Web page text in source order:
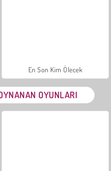
En Son Kim Ölecek
OYUNLARI